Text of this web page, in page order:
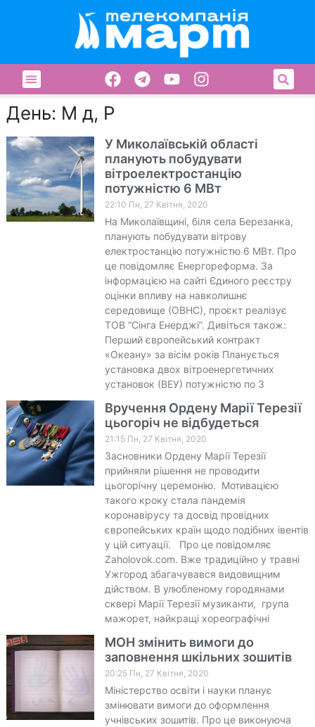
День: М д, Р
У Миколаївській області
планують побудувати
вітроелектростанцію
потужністю 6 МВт
22:10 Пн, 27 Квітня, 2020
На Миколаївщині, біля села Березанка,
планують побудувати вітрову
електростанцію потужністю 6 МВт. Про
це повідомляє Енергореформа. За
інформацією на сайті Єдиного реєстру
оцінки впливу на навколишнє
середовище (ОВНС), проєкт реалізує
ТОВ “Сінга Енерджі”. Дивіться також:
Перший європейський контракт
«Океану» за вісім років Планується
установка двох вітроенергетичних
установок (ВЕУ) потужністю по 3
Вручення Ордену Марії Терезії
цьогоріч не відбудеться
21:15 Пн, 27 Квітня, 2020
Засновники Ордену Марії Терезії
прийняли рішення не проводити
цьогорічну церемонію. Мотивацією
такого кроку стала пандемія
коронавірусу та досвід провідних
європейських країн щодо подібних івентів
у цій ситуації. Про це повідомляє
Zaholovok.com. Вже традиційно у травні
Ужгород збагачувався видовищним
дійством. В улюбленому городянами
сквері Марії Терезії музиканти, група
мажорет, найкращі хореографічні
МОН змінить вимоги до
заповнення шкільних зошитів
20:25 Пн, 27 Квітня, 2020
Міністерство освіти і науки планує
змінювати вимоги до оформлення
учнівських зошитів. Про це виконуюча